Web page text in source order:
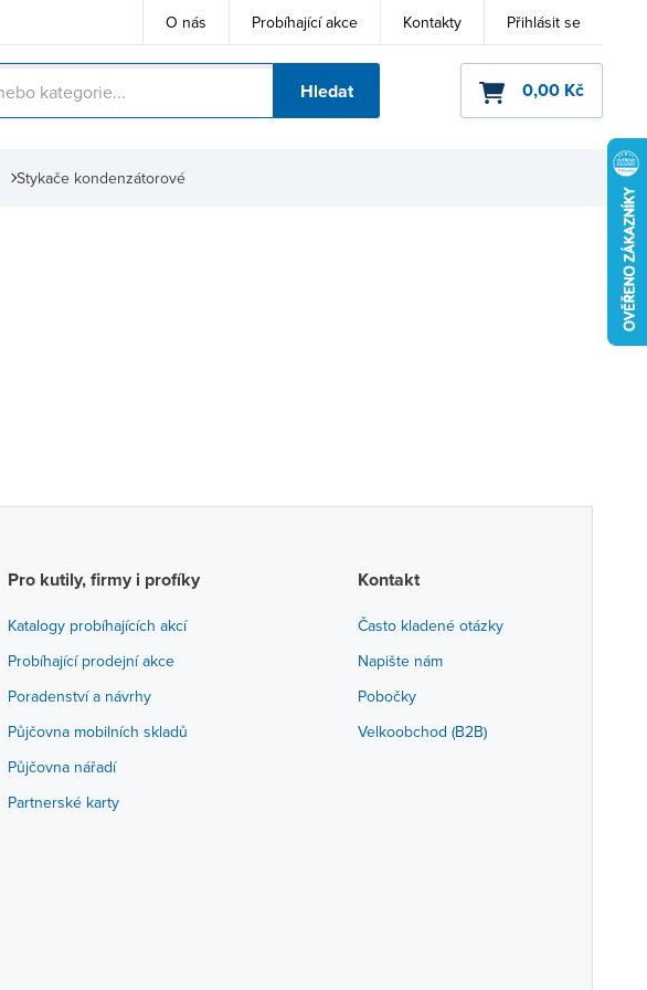
O nás Probíhající akce Kontakty Přihlásit se
Hledat 0,00 Kč
Stykače kondenzátorové
Pro kutily, firmy i profíky
Katalogy probíhajících akcí
Probíhající prodejní akce
Poradenství a návrhy
Půjčovna mobilních skladů
Půjčovna nářadí
Partnerské karty
Kontakt
Často kladené otázky
Napište nám
Pobočky
Velkoobchod (B2B)